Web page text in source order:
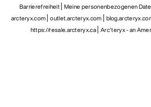
Barrierefreiheit Meine personenbezogenen
arcteryx.com outlet.arcteryx.com
https://resale.arcteryx.ca Arc'teryx - an